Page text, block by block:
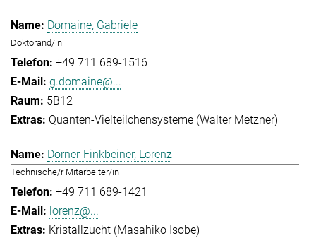
Domaine, Gabriele
Doktorand/in
+49 711 689-1516
g.domaine@...
5B12
Quanten-Vielteilchensysteme (Walter Metzner)
Dorner-Finkbeiner, Lorenz
Technische/r Mitarbeiter/in
+49 711 689-1421
lorenz@...
Kristallzucht (Masahiko Isobe)